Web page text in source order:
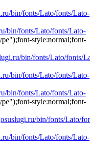
bin/fonts/Lato/fonts/Lato-
bin/fonts/Lato/fonts/Lato-
style:normal;font-
bin/fonts/Lato/fonts/
bin/fonts/Lato/fonts/Lato-
bin/fonts/Lato/fonts/Lato-
style:normal;font-
bin/fonts/Lato/
bin/fonts/Lato/fonts/Lato-